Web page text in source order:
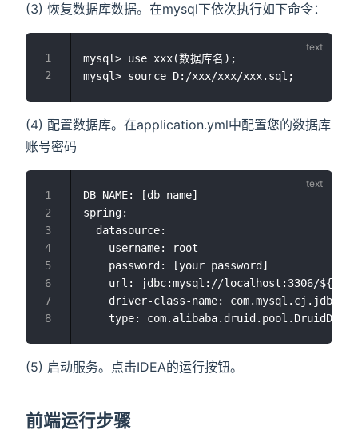
(3) 恢复数据库数据。在mysql下依次执行如下命令：
mysql> use xxx(数据库名);
(4) 配置数据库。在application.yml中配置您的数据库
账号密码
DB_NAME: [db_name]
spring:
  datasource:
    username: root
    password: [your password]
url: jdbc:mysql://localhost:3306/
driver-class-name:
(5) 启动服务。点击IDEA的运行按钮。
前端运行步骤